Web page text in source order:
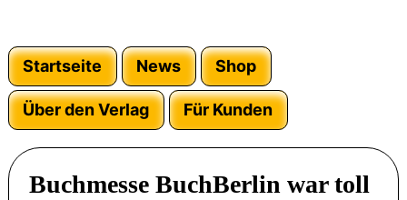
Startseite News Shop
Über den Verlag Für Kunden
Buchmesse BuchBerlin war toll